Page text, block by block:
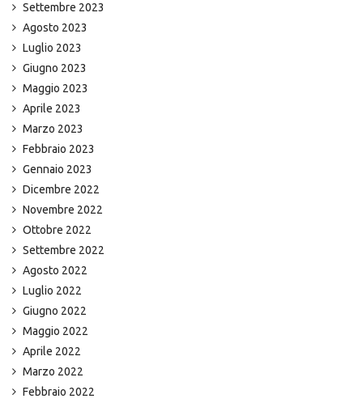
Settembre 2023
Agosto 2023
Luglio 2023
Giugno 2023
Maggio 2023
Aprile 2023
Marzo 2023
Febbraio 2023
Gennaio 2023
Dicembre 2022
Novembre 2022
Ottobre 2022
Settembre 2022
Agosto 2022
Luglio 2022
Giugno 2022
Maggio 2022
Aprile 2022
Marzo 2022
Febbraio 2022